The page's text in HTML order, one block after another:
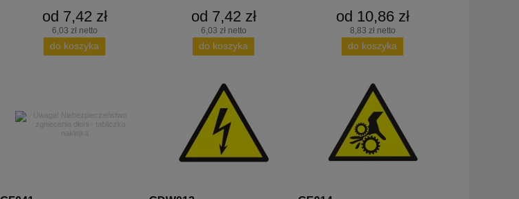
od 7,42 zł
6,03 zł netto
do koszyka
od 7,42 zł
6,03 zł netto
do koszyka
od 10,86 zł
8,83 zł netto
do koszyka